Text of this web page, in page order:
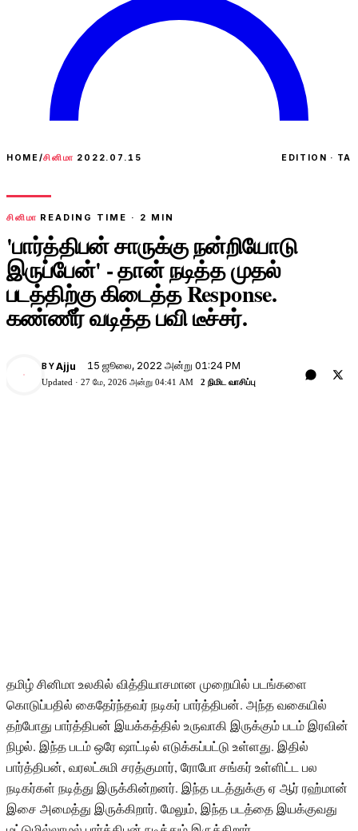
HOME/சினிமா 2022.07.15 EDITION · TA
சினிமா READING TIME · 2 MIN
'பார்த்திபன் சாருக்கு நன்றியோடு
இருப்பேன்' - தான் நடித்த முதல்
படத்திற்கு கிடைத்த Response.
கண்ணீர் வடித்த பவி டீச்சர்.
A
BYAjju 15 ஜூலை, 2022 அன்று 01:24 PM
Updated · 27 மே, 2026 அன்று 04:41 AM 2 நிமிட வாசிப்பு
தமிழ் சினிமா உலகில் வித்தியாசமான முறையில் படங்களை
கொடுப்பதில் கைதேர்ந்தவர் நடிகர் பார்த்திபன். அந்த வகையில்
தற்போது பார்த்திபன் இயக்கத்தில் உருவாகி இருக்கும் படம் இரவின்
நிழல். இந்த படம் ஒரே ஷாட்டில் எடுக்கப்பட்டு உள்ளது. இதில்
பார்த்திபன், வரலட்சுமி சரத்குமார், ரோபோ சங்கர் உள்ளிட்ட பல
நடிகர்கள் நடித்து இருக்கின்றனர். இந்த படத்துக்கு ஏ ஆர் ரஹ்மான்
இசை அமைத்து இருக்கிறார். மேலும், இந்த படத்தை இயக்குவது